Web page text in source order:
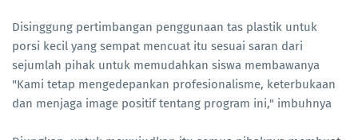
Disinggung pertimbangan penggunaan tas plastik untuk
porsi kecil yang sempat mencuat itu sesuai saran dari
sejumlah pihak untuk memudahkan siswa membawanya
"Kami tetap mengedepankan profesionalisme, keterbukaan
dan menjaga image positif tentang program ini," imbuhnya